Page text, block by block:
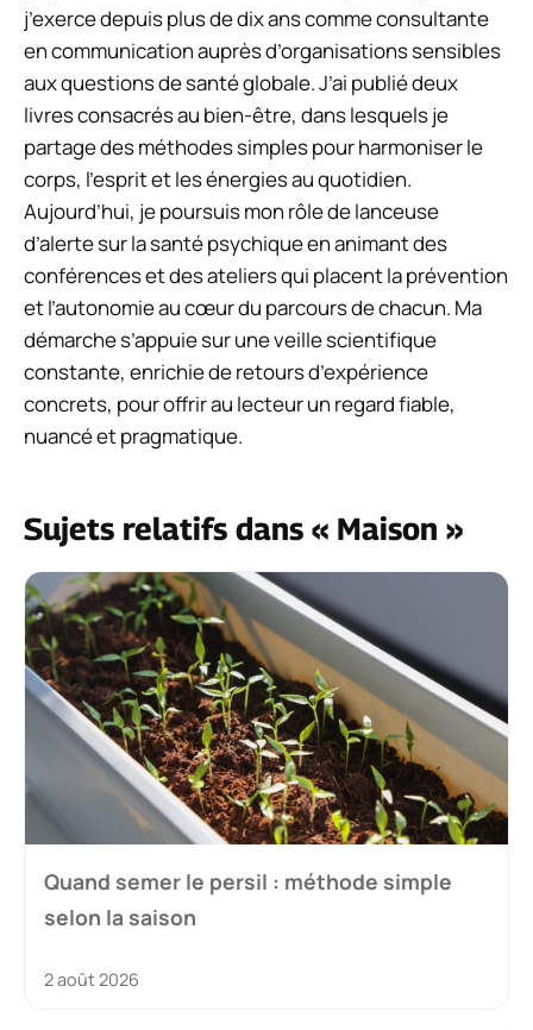
j’exerce depuis plus de dix ans comme consultante
en communication auprès d’organisations sensibles
aux questions de santé globale. J’ai publié deux
livres consacrés au bien-être, dans lesquels je
partage des méthodes simples pour harmoniser le
corps, l’esprit et les énergies au quotidien.
Aujourd’hui, je poursuis mon rôle de lanceuse
d’alerte sur la santé psychique en animant des
conférences et des ateliers qui placent la prévention
et l’autonomie au cœur du parcours de chacun. Ma
démarche s’appuie sur une veille scientifique
constante, enrichie de retours d’expérience
concrets, pour offrir au lecteur un regard fiable,
nuancé et pragmatique.
Sujets relatifs dans « Maison »
Quand semer le persil : méthode simple
selon la saison
2 août 2026